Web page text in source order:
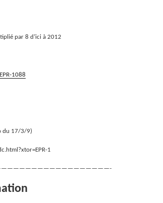
par 8 d’ici à 2012
1088
du 17/3/9)
1